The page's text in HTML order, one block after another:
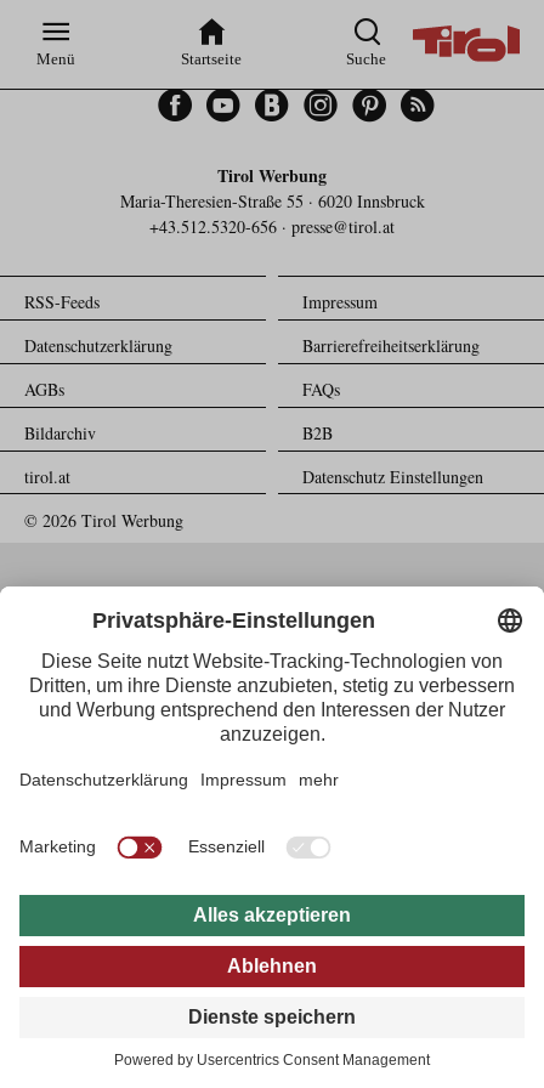
Hauptnavigation
Inhaltsbereich
Menü Startseite Suche
Tirol Werbung
Maria-Theresien-Straße 55 · 6020 Innsbruck
+43.512.5320-656 · presse@tirol.at
RSS-Feeds
Impressum
Datenschutzerklärung
Barrierefreiheitserklärung
AGBs
FAQs
Bildarchiv
B2B
tirol.at
Datenschutz Einstellungen
FacebookYouTubeBloggerInstagramPinterestFeed
© 2026 Tirol Werbung